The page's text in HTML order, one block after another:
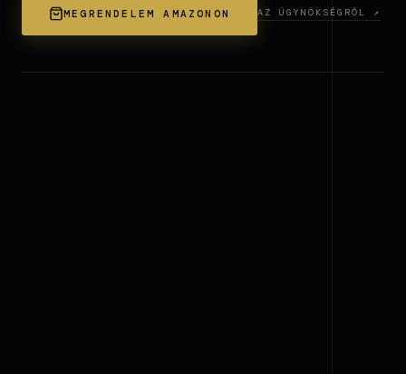
MEGRENDELEM AMAZONON AZ ÜGYNÖKSÉGRŐL ↗